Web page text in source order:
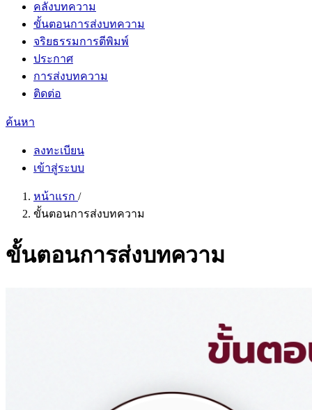
คลังบทความ
ขั้นตอนการส่งบทความ
จริยธรรมการตีพิมพ์
ประกาศ
การส่งบทความ
ติดต่อ
ค้นหา
ลงทะเบียน
เข้าสู่ระบบ
หน้าแรก /
ขั้นตอนการส่งบทความ
ขั้นตอนการส่งบทความ